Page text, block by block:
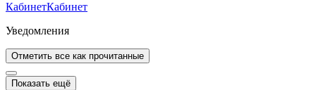
КабинетКабинет
Уведомления
Отметить все как прочитанные
Показать ещё